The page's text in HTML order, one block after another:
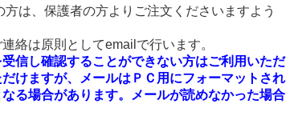
は、保護者の方よりご注文くださいますよう
絡は原則としてemailで行います。
信し確認することができない方はご利用いただ
けますが、メールはＰＣ用にフォーマットされ
る場合があります。メールが読めなかった場合